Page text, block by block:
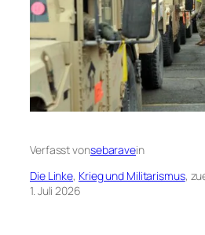
Verfasst vonsebaravein
Die Linke, Krieg und Militarismus,
1. Juli 2026